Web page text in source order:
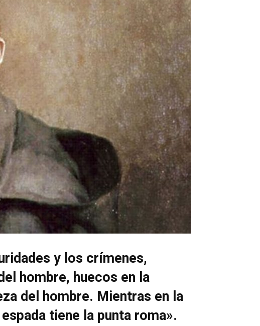
y los crímenes,
hombre, huecos en la
del hombre. Mientras en la
tiene la punta roma».